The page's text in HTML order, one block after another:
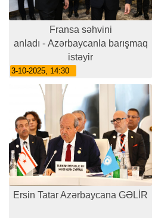
Fransa səhvini
anladı - Azərbaycanla barışmaq
istəyir
3-10-2025, 14:30
Ersin Tatar Azərbaycana GƏLİR